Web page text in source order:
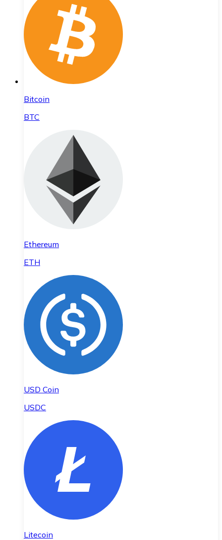
Bitcoin
BTC
Ethereum
ETH
USD Coin
USDC
Litecoin